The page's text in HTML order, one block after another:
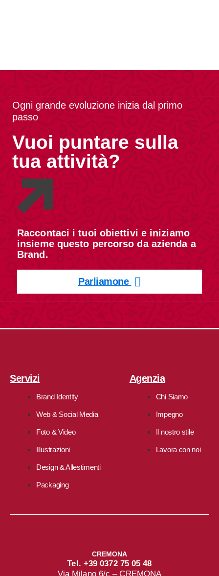
Ogni grande evoluzione inizia dal primo
passo
Vuoi puntare sulla
tua attività?
Raccontaci i tuoi obiettivi e iniziamo
insieme questo percorso da azienda a
Brand.
Parliamone
Servizi
Brand Identity
Web & Social Media
Foto & Video
Illustrazioni
Design & Allestimenti
Packaging
Agenzia
Chi Siamo
Impegno
Il nostro stile
Lavora con noi
CREMONA
Tel. +39 0372 75 05 48
Via Milano 6/c – CREMONA